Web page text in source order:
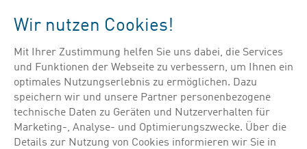
Suche verfeinern
Wir nutzen Cookies!
Mit Ihrer Zustimmung helfen Sie uns dabei, die Services
und Funktionen der Webseite zu verbessern, um Ihnen ein
optimales Nutzungserlebnis zu ermöglichen. Dazu
speichern wir und unsere Partner personenbezogene
technische Daten zu Geräten und Nutzerverhalten für
Marketing-, Analyse- und Optimierungszwecke. Über die
Details zur Nutzung von Cookies informieren wir Sie in